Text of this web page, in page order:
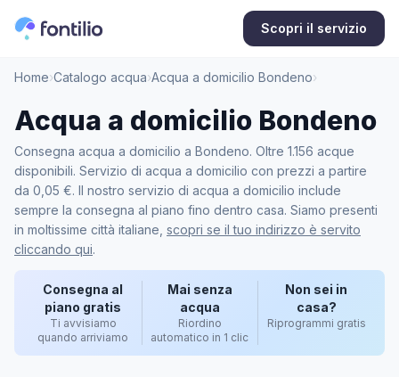
Scopri il servizio
Home›Catalogo acqua›Acqua a domicilio Bondeno›
Acqua a domicilio Bondeno
Consegna acqua a domicilio a Bondeno. Oltre 1.156 acque
disponibili. Servizio di acqua a domicilio con prezzi a partire
da 0,05 €. Il nostro servizio di acqua a domicilio include
sempre la consegna al piano fino dentro casa. Siamo presenti
in moltissime città italiane, scopri se il tuo indirizzo è servito
cliccando qui.
Consegna al
piano gratis
Ti avvisiamo
quando arriviamo
Mai senza
acqua
Riordino
automatico in 1 clic
Non sei in
casa?
Riprogrammi gratis